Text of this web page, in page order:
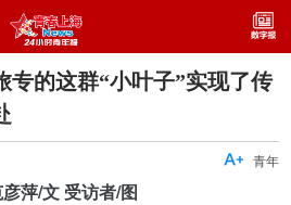
专的这群“小叶子”实现了传
青年

萍/文 受访者/图